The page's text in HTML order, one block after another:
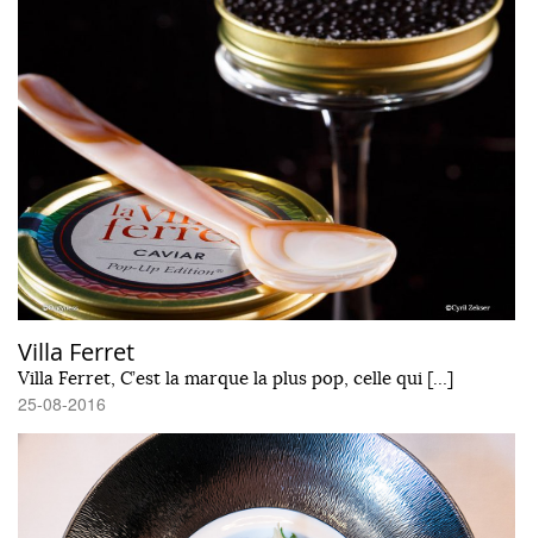
Villa Ferret
Villa Ferret, C’est la marque la plus pop, celle qui […]
25-08-2016